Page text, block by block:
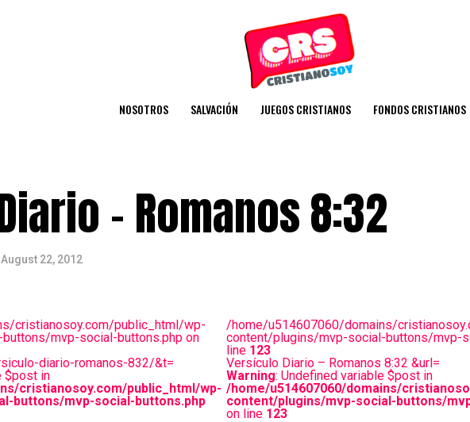
NOSOTROS SALVACIÓN JUEGOS CRISTIANOS FONDOS CRISTIANOS
– Romanos 8:32
August 22, 2012
cristianosoy.com/public_html/wp-
mvp-social-buttons.php on
diario-romanos-832/&t=
$post in
cristianosoy.com/public_html/wp-
buttons/mvp-social-buttons.php
/home/u514607060/domains/
content/plugins/mvp-social-buttons/mvp-
line 123
Versículo Diario – Romanos 8:32 &url=
Warning: Undefined variable $post in
/home/u514607060/domains/
content/plugins/mvp-social-buttons/
on line 123